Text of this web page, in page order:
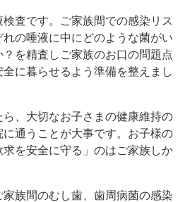
査です。ご家族間での感染リス
の唾液に中にどのような菌がい
を精査しご家族のお口の問題点
に暮らせるよう準備を整えまし
、大切なお子さまの健康維持の
通うことが大事です。お子様の
を安全に守る」のはご家族しか
族間のむし歯、歯周病菌の感染